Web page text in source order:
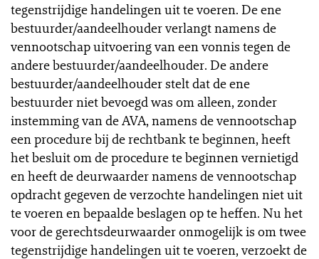
tegenstrijdige handelingen uit te voeren. De ene
bestuurder/aandeelhouder verlangt namens de
vennootschap uitvoering van een vonnis tegen de
andere bestuurder/aandeelhouder. De andere
bestuurder/aandeelhouder stelt dat de ene
bestuurder niet bevoegd was om alleen, zonder
instemming van de AVA, namens de vennootschap
een procedure bij de rechtbank te beginnen, heeft
het besluit om de procedure te beginnen vernietigd
en heeft de deurwaarder namens de vennootschap
opdracht gegeven de verzochte handelingen niet uit
te voeren en bepaalde beslagen op te heffen. Nu het
voor de gerechtsdeurwaarder onmogelijk is om twee
tegenstrijdige handelingen uit te voeren, verzoekt de